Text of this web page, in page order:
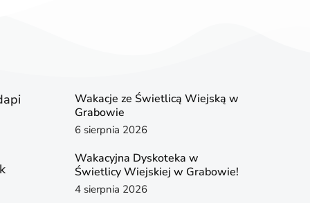
Wakacje ze Świetlicą Wiejską w
Grabowie
6 sierpnia 2026
Wakacyjna Dyskoteka w
Świetlicy Wiejskiej w Grabowie!
4 sierpnia 2026